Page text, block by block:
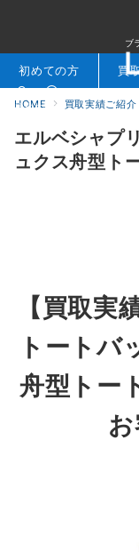
ブ
検索 お問合せ
初めての方 買
HOME 買取実績ご紹介
エルベシャプ
ュクス舟型ト
【買取実
トートバ
舟型トー